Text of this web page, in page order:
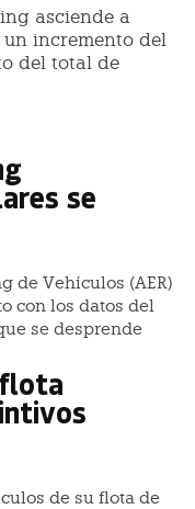
asciende a
un incremento del
del total de
se
de Vehículos (AER)
con los datos del
se desprende
de su flota de